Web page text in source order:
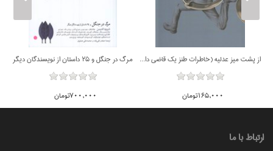
مرگ در جنگل و 25 داستان از نويسندگان ديگر
700,000تومان
از پشت ميز عدليه (خاطرات طنز يك قاضي دادگستري)
165,000تومان
ارتباط با ما